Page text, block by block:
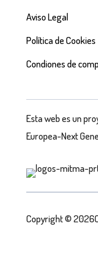
Aviso Legal
Política de Cookies
Condiones de
Esta web es un
Europea-Next
Copyright ©